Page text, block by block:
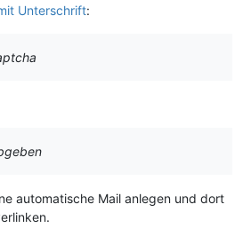
Unterschrift:
automatische Mail anlegen und dort